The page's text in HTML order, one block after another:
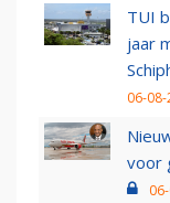
TUI
jaar
06-
voor